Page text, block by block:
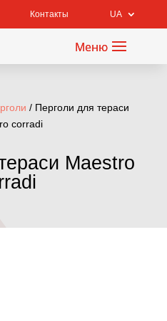
Контакты UA
/ Перголи для тераси
corradi
Maestro